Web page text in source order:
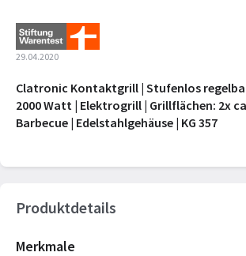
29.04.2020
Clatronic Kontaktgrill | Stufenlos
2000 Watt | Elektrogrill | Grillflächen: 2x
Barbecue | Edelstahlgehäuse | KG 357
Produktdetails
Merkmale